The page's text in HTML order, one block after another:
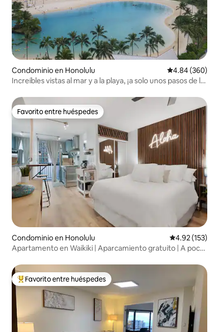
Condominio en Honolulu Calificación
4.84 (360)
Increíbles vistas al mar y a la playa, ¡a solo unos pasos de la
Favorito entre huéspedes
Favorito entre huéspedes
Condominio en Honolulu Calificación
4.92 (153)
Apartamento en Waikiki | Aparcamiento gratuito | A poca
De los mejores en Favorito entre huéspedes
Favorito entre huéspedes